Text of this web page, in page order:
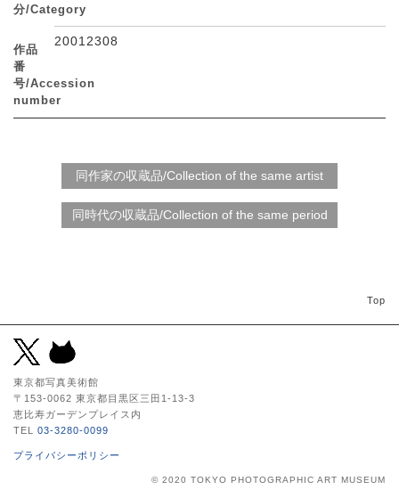
分/Category
作品
番
号/Accession
number
20012308
Top
東京都写真美術館
〒153-0062 東京都目黒区三田1-13-3
恵比寿ガーデンプレイス内
TEL 03-3280-0099
プライバシーポリシー
© 2020 TOKYO PHOTOGRAPHIC ART MUSEUM